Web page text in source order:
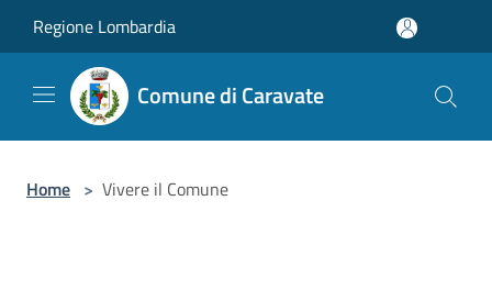
Regione Lombardia
Comune di Caravate
Home > Vivere il Comune